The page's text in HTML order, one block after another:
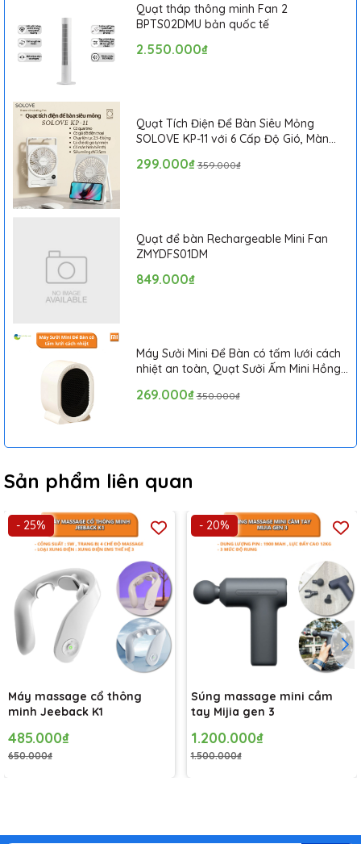
Quạt tháp thông minh Fan 2
BPTS02DMU bản quốc tế
2.550.000₫
Quạt Tích Điện Để Bàn Siêu Mỏng
SOLOVE KP-11 với 6 Cấp Độ Gió, Màn
299.000₫ 359.000₫
Quạt để bàn Rechargeable Mini Fan
ZMYDFS01DM
849.000₫
Máy Sưởi Mini Để Bàn có tấm lưới cách
nhiệt an toàn, Quạt Sưởi Ấm Mini Hồng
269.000₫ 350.000₫
Sản phẩm liên quan
- 25%
Máy massage cổ thông
minh Jeeback K1
485.000₫
650.000₫
- 20%
Súng massage mini cầm
tay Mijia gen 3
1.200.000₫
1.500.000₫